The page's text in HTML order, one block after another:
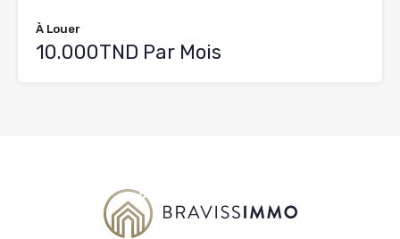
À Louer
10.000TND Par Mois